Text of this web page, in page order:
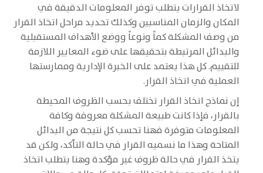
لاتخاذ القرارات يتطلب توفر المعلومات الدقيقة في
المكان والزمان المناسبين وكذلك تحديد مراحل اتخاذ القرار
من وصف المشكلة كماً ونوعاً ووضع الأهداف المستقبلية
والبدائل المرتبطة بتحقيقها على ضوء المعايير اللازمة
للتقييم. كل هذا يعتمد على الخبرة الإدارية وممارستها
العملية في اتخاذ القرار.
إن نماذج اتخاذ القرار تختلف بحسب الظروف المحيطة
بالقرار، فإذا كانت طبيعة المشكلة معروفة وكافة
المعلومات متوفرة فهنا تحسب كل نتيجة من البدائل
المتاحة وهذا ما نسميه القرار في حالة التأكد، ولكن قد
يتخذ القرار في حالة ظروف غير مؤكدة وهنا يتطلب اتخاذ